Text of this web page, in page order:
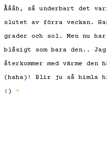
Åååh, så underbart det
slutet av förra veckan.
grader och sol. Men nu
blåsigt som bara den..
återkommer med värme
(haha)! Blir ju så himla
:) ♥